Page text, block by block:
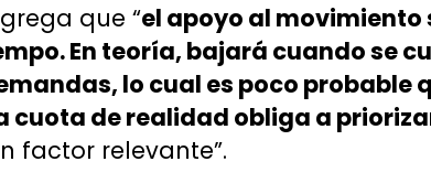
que “el apoyo al movimiento
En teoría, bajará cuando se
lo cual es poco probable
cuota de realidad obliga a
factor relevante”.